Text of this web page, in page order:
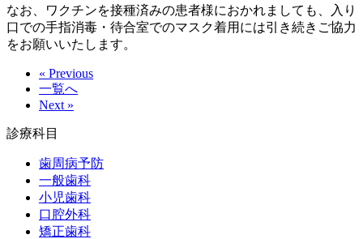
なお、ワクチンを接種済みの患者様におかれましても、入り
口での手指消毒・待合室でのマスク着用には引き続きご協力
をお願いいたします。
« Previous
一覧へ
Next »
診療科目
歯周病予防
一般歯科
小児歯科
口腔外科
矯正歯科